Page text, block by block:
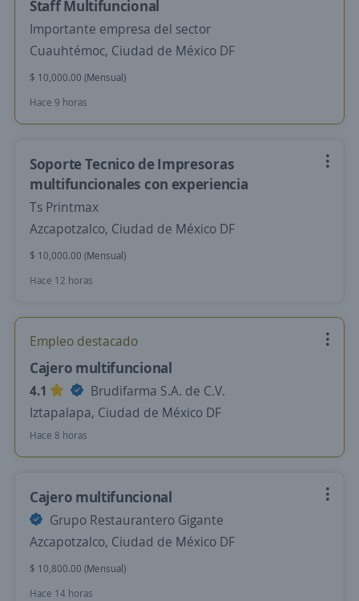
Staff Multifuncional
Importante empresa del sector
Cuauhtémoc, Ciudad de México DF
$ 10,000.00 (Mensual)
Hace 9 horas
Soporte Tecnico de Impresoras
multifuncionales con experiencia
Ts Printmax
Azcapotzalco, Ciudad de México DF
$ 10,000.00 (Mensual)
Hace 12 horas
Empleo destacado
Cajero multifuncional
4.1
Brudifarma S.A. de C.V.
Iztapalapa, Ciudad de México DF
Hace 8 horas
Cajero multifuncional
Grupo Restaurantero Gigante
Azcapotzalco, Ciudad de México DF
$ 10,800.00 (Mensual)
Hace 14 horas